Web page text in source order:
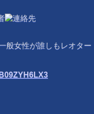
女性が誰しもレオター